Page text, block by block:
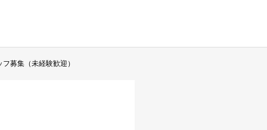
募集（未経験歓迎）